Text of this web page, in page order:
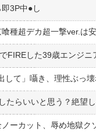
3P中●︎し
種超デカ超一撃ver.は
FIREした39歳エンジ
して」囁き、理性ぶっ
たらいいと思う？絶望
ーカット、辱め地獄ク